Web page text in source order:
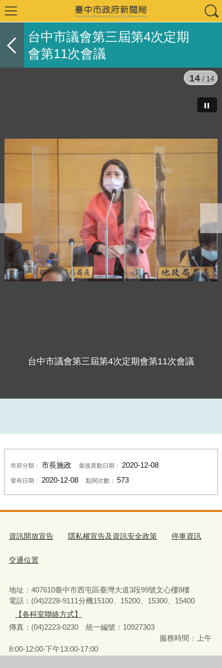
台中市議會第三屆第4次定期
會第11次會議
台中市議會第三屆第4次定期會第11次會議
14 / 14
市府分類： 市長施政 最後異動日期： 2020-12-08
發布日期： 2020-12-08 點閱次數： 573
資訊開放宣告 隱私權宣告及資訊安全政策 停車資訊
交通位置
地址：407610臺中市西屯區臺灣大道3段99號文心樓8樓
電話：(04)2228-9111分機15100、15200、15300、15400
【各科室聯絡方式】
傳真：(04)2223-0230 統一編號： 10927303
服務時間：上午
8:00-12:00‧下午13:00-17:00